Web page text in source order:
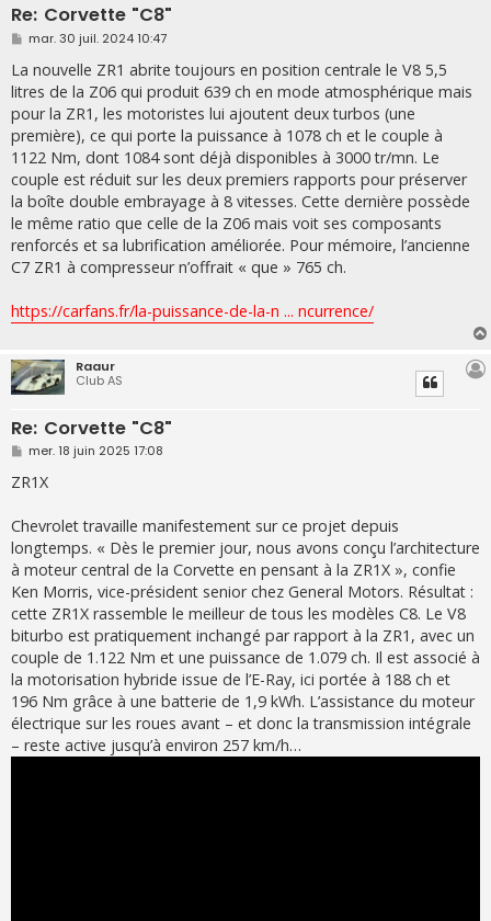
Re: Corvette "C8"
M
s
s
a
g
e
mar. 30 juil. 2024 10:47
La nouvelle ZR1 abrite toujours en position centrale le V8 5,5
litres de la Z06 qui produit 639 ch en mode atmosphérique mais
pour la ZR1, les motoristes lui ajoutent deux turbos (une
première), ce qui porte la puissance à 1078 ch et le couple à
1122 Nm, dont 1084 sont déjà disponibles à 3000 tr/mn. Le
couple est réduit sur les deux premiers rapports pour préserver
la boîte double embrayage à 8 vitesses. Cette dernière possède
le même ratio que celle de la Z06 mais voit ses composants
renforcés et sa lubrification améliorée. Pour mémoire, l’ancienne
C7 ZR1 à compresseur n’offrait « que » 765 ch.
https://carfans.fr/la-puissance-de-la-n ... ncurrence/
Raaur
Club AS
Re: Corvette "C8"
M
s
s
g
e
mer. 18 juin 2025 17:08
ZR1X
Chevrolet travaille manifestement sur ce projet depuis
longtemps. « Dès le premier jour, nous avons conçu l’architecture
à moteur central de la Corvette en pensant à la ZR1X », confie
Ken Morris, vice-président senior chez General Motors. Résultat :
cette ZR1X rassemble le meilleur de tous les modèles C8. Le V8
biturbo est pratiquement inchangé par rapport à la ZR1, avec un
couple de 1.122 Nm et une puissance de 1.079 ch. Il est associé à
la motorisation hybride issue de l’E-Ray, ici portée à 188 ch et
196 Nm grâce à une batterie de 1,9 kWh. L’assistance du moteur
électrique sur les roues avant – et donc la transmission intégrale
– reste active jusqu’à environ 257 km/h…